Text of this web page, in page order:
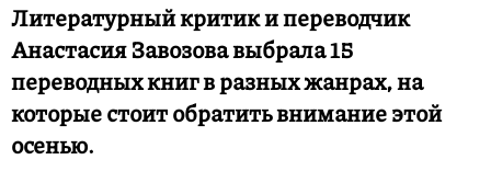
Литературный критик и переводчик
Анастасия Завозова выбрала 15
переводных книг в разных жанрах, на
которые стоит обратить внимание этой
осенью.